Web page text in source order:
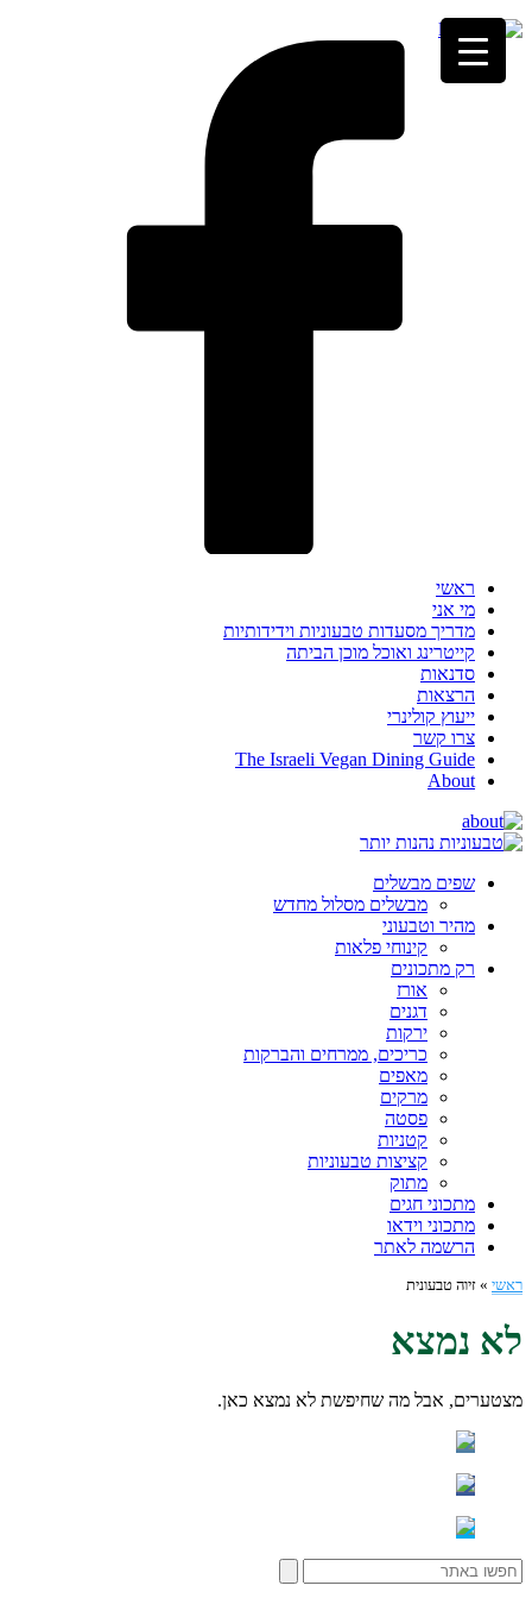
ראשי
מי אני
מדריך מסעדות טבעוניות וידידותיות
קייטרינג ואוכל מוכן הביתה
סדנאות
הרצאות
ייעוץ קולינרי
צרו קשר
The Israeli Vegan Dining Guide
About
שפים מבשלים
מבשלים מסלול מחדש
מהיר וטבעוני
קינוחי פלאות
רק מתכונים
אורז
דגנים
ירקות
כריכים, ממרחים והברקות
מאפים
מרקים
פסטה
קטניות
קציצות טבעוניות
מתוק
מתכוני חגים
מתכוני וידאו
הרשמה לאתר
ראשי » זיוה טבעונית
לא נמצא
מצטערים, אבל מה שחיפשת לא נמצא כאן.